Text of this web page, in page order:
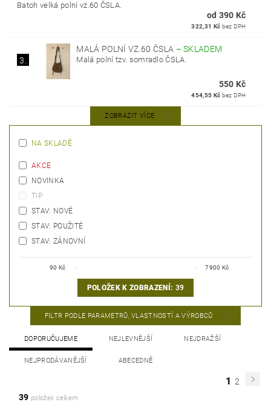
Batoh velká polní vz.60 ČSLA.
od 390 Kč
322,31 Kč bez DPH
3.
MALÁ POLNÍ VZ.60 ČSLA –SKLADEM
Malá polní tzv. somradlo ČSLA.
550 Kč
454,55 Kč bez DPH
ZOBRAZIT VÍCE
NA SKLADĚ
AKCE
NOVINKA
TIP
STAV: NOVÉ
STAV: POUŽITÉ
STAV: ZÁNOVNÍ
90 Kč 7900 Kč
POLOŽEK K ZOBRAZENÍ: 39
FILTR PODLE PARAMETRŮ, VLASTNOSTÍ A VÝROBCŮ
DOPORUČUJEME NEJLEVNĚJŠÍ NEJDRAŽŠÍ
NEJPRODÁVANĚJŠÍ ABECEDNĚ
1 2
39 položek celkem